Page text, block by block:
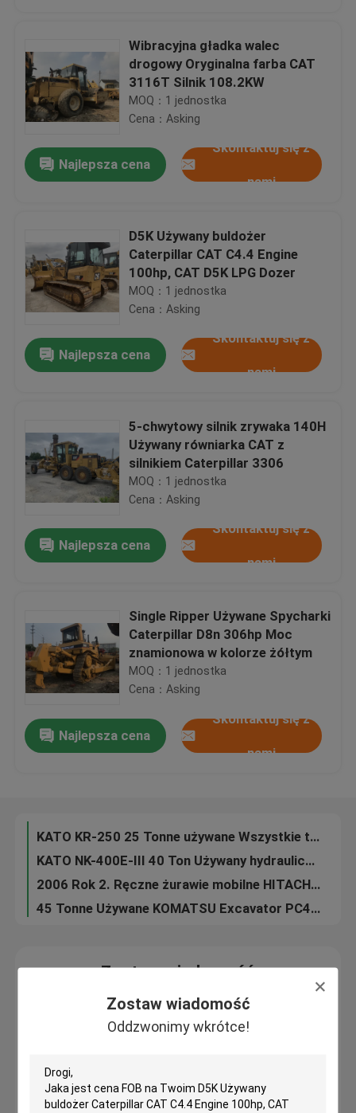
Zostaw wiadomość
Oddzwonimy wkrótce!
Dom
O nas
Kontrola jakości
Skontaktuj się z nami
Company News
Używane buldożer CAT
Wibracyjna gładka walec
drogowy Oryginalna farba CAT
3116T Silnik 108.2KW
MOQ：1 jednostka
Cena：Asking
Najlepsza cena
Skontaktuj się z
nami
D5K Używany buldożer
Caterpillar CAT C4.4 Engine
100hp, CAT D5K LPG Dozer
MOQ：1 jednostka
Cena：Asking
Najlepsza cena
Skontaktuj się z
nami
5-chwytowy silnik zrywaka 140H
Używany równiarka CAT z
silnikiem Caterpillar 3306
MOQ：1 jednostka
Cena：Asking
Najlepsza cena
Skontaktuj się z
nami
Single Ripper Używane Spycharki
Caterpillar D8n 306hp Moc
znamionowa w kolorze żółtym
MOQ：1 jednostka
Cena：Asking
Najlepsza cena
Skontaktuj się z
nami
Single Drum Used Road Roller Dynapac CA25D Nowa farba 125HP Power Deutz Engine
Zostaw wiadomość
Oddzwonimy wkrótce!